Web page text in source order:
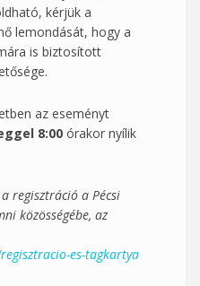
kérjük a
lemondását, hogy a
is biztosított
az eseményt
8:00 órakor nyílik
regisztráció a Pécsi
közösségébe, az
es-tagkartya